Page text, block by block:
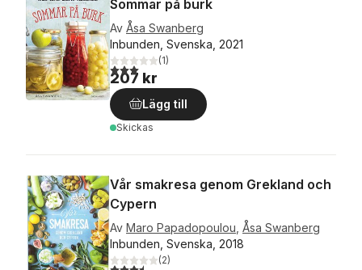
Sommar på burk
Av Åsa Swanberg
Inbunden, Svenska, 2021
3,0utav 5 stjärnor. Totalt antal röster:
(1)
207 kr
Lägg till
Skickas
Vår smakresa genom Grekland och
Cypern
Av Maro Papadopoulou Åsa Swanberg
Inbunden, Svenska, 2018
3,5utav 5 stjärnor. Totalt antal röster:
(2)